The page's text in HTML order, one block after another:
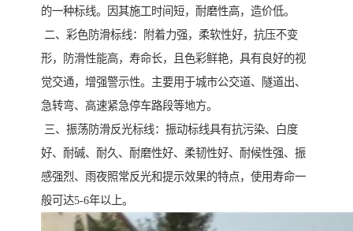
的一种标线。因其施工时间短，耐磨性高，造价低。
二、彩色防滑标线：附着力强，柔软性好，抗压不变
形，防滑性能高，寿命长，且色彩鲜艳，具有良好的视
觉交通，增强警示性。主要用于城市公交道、隧道出、
急转弯、高速紧急停车路段等地方。
三、振荡防滑反光标线：振动标线具有抗污染、白度
好、耐碱、耐久、耐磨性好、柔韧性好、耐候性强、振
感强烈、雨夜照常反光和提示效果的特点，使用寿命一
般可达5-6年以上。